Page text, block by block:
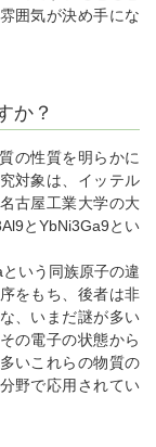
囲気が決め手にな
か？
の性質を明らかに
対象は、イッテル
古屋工業大学の大
とYbNi3Ga9とい
いう同族原子の違
をもち、後者は非
、いまだ謎が多い
の電子の状態から
いこれらの物質の
野で応用されてい